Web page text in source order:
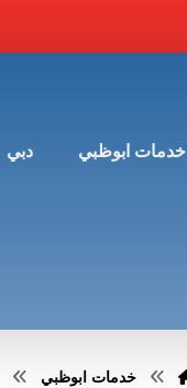
خدمات ابوظبي دبي
خدمات ابوظبي